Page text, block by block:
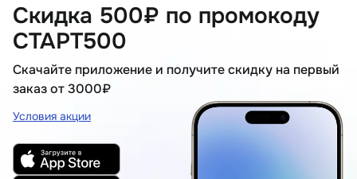
Скидка 500₽ по промокоду
СТАРТ500
Скачайте приложение и получите скидку на первый
заказ от 3000₽
Условия акции